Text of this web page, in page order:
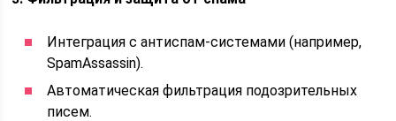
Интеграция с антиспам-системами (например,
SpamAssassin).
Автоматическая фильтрация подозрительных
писем.